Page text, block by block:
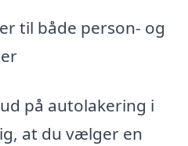
til både person- og
på autolakering i
at du vælger en